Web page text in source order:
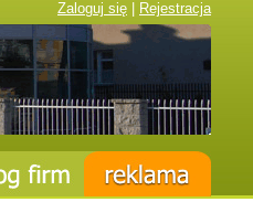
Zaloguj się Rejestracja